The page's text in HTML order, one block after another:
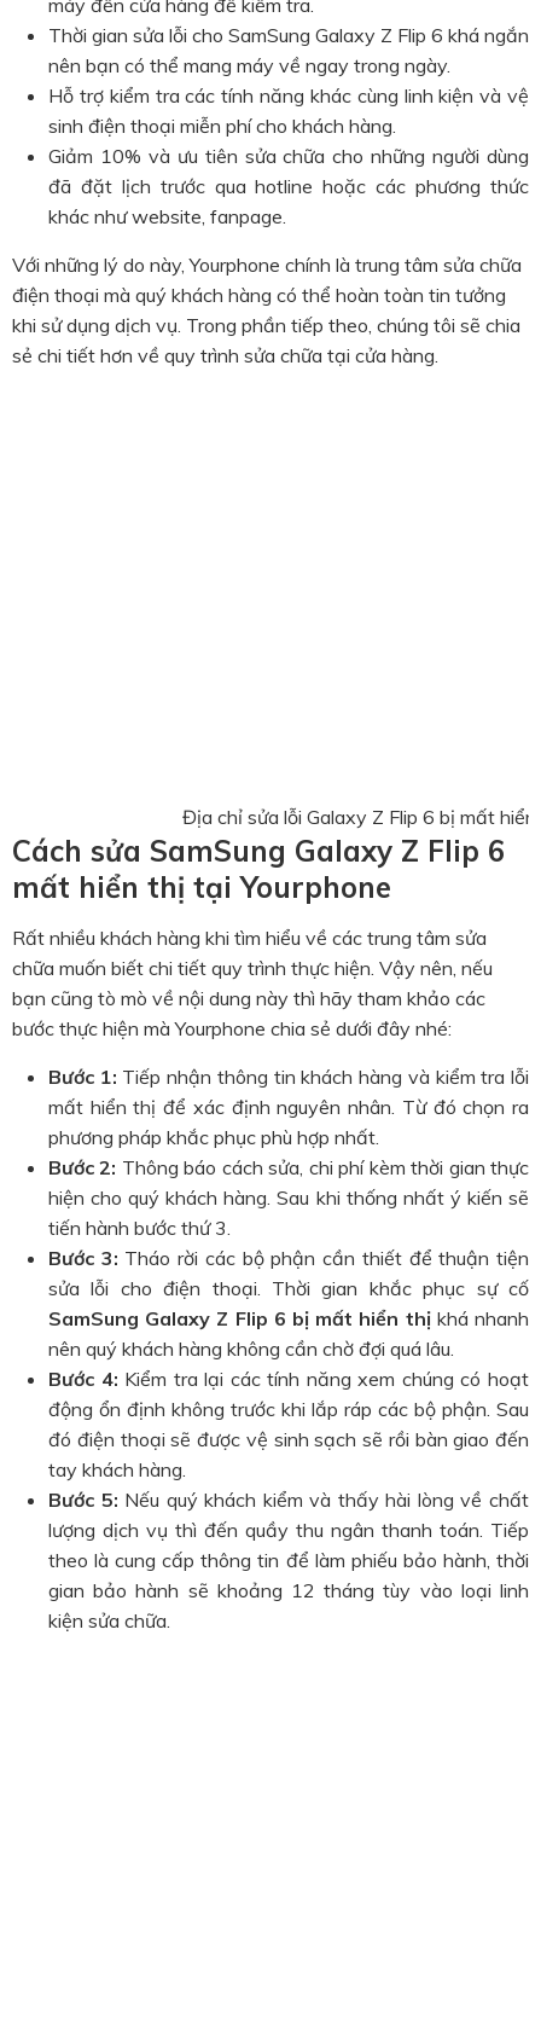
máy đến cửa hàng để kiểm tra.
Thời gian sửa lỗi cho SamSung Galaxy Z Flip 6 khá ngắn
nên bạn có thể mang máy về ngay trong ngày.
Hỗ trợ kiểm tra các tính năng khác cùng linh kiện và vệ
sinh điện thoại miễn phí cho khách hàng.
Giảm 10% và ưu tiên sửa chữa cho những người dùng
đã đặt lịch trước qua hotline hoặc các phương thức
khác như website, fanpage.
Với những lý do này, Yourphone chính là trung tâm sửa chữa
điện thoại mà quý khách hàng có thể hoàn toàn tin tưởng
khi sử dụng dịch vụ. Trong phần tiếp theo, chúng tôi sẽ chia
sẻ chi tiết hơn về quy trình sửa chữa tại cửa hàng.
Địa chỉ sửa lỗi Galaxy Z Flip 6 bị mất
Cách sửa SamSung Galaxy Z Flip 6
mất hiển thị tại Yourphone
Rất nhiều khách hàng khi tìm hiểu về các trung tâm sửa
chữa muốn biết chi tiết quy trình thực hiện. Vậy nên, nếu
bạn cũng tò mò về nội dung này thì hãy tham khảo các
bước thực hiện mà Yourphone chia sẻ dưới đây nhé:
Bước 1: Tiếp nhận thông tin khách hàng và kiểm tra lỗi
mất hiển thị để xác định nguyên nhân. Từ đó chọn ra
phương pháp khắc phục phù hợp nhất.
Bước 2: Thông báo cách sửa, chi phí kèm thời gian thực
hiện cho quý khách hàng. Sau khi thống nhất ý kiến sẽ
tiến hành bước thứ 3.
Bước 3: Tháo rời các bộ phận cần thiết để thuận tiện
sửa lỗi cho điện thoại. Thời gian khắc phục sự cố
SamSung Galaxy Z Flip 6 bị mất hiển thịkhá nhanh
nên quý khách hàng không cần chờ đợi quá lâu.
Bước 4: Kiểm tra lại các tính năng xem chúng có hoạt
động ổn định không trước khi lắp ráp các bộ phận. Sau
đó điện thoại sẽ được vệ sinh sạch sẽ rồi bàn giao đến
tay khách hàng.
Bước 5: Nếu quý khách kiểm và thấy hài lòng về chất
lượng dịch vụ thì đến quầy thu ngân thanh toán. Tiếp
theo là cung cấp thông tin để làm phiếu bảo hành, thời
gian bảo hành sẽ khoảng 12 tháng tùy vào loại linh
kiện sửa chữa.